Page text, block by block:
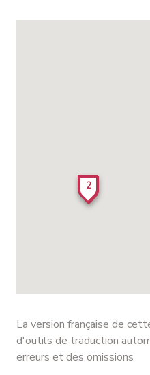
2
La version française de
d'outils de traduction
erreurs et des omissions